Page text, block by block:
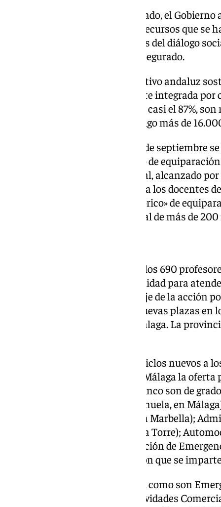
A pesar del descenso del alumnado, el
compromiso de consolidar los recursos que se
incorporar otros nuevos a través del diálogo
atención del alumnado», han asegurado.
Así, este curso el sistema educativo andaluz
cuenta con una plantilla docente integrada por
los cuales alrededor de 107.000, casi el 87%,
centros educativos públicos y algo más de
Asimismo, a partir de este mes de septiembre
incremento salarial del acuerdo de
andaluces con la media nacional, alcanzado
sectoriales, que beneficia tanto a los docentes
concertada. Este acuerdo «histórico» de
2025, supone una inversión total de más de
Han destacado para este curso los 690
se incorporan en toda la comunidad para
estas enseñanzas, que son un eje de la acción
se han creado más de 47.000 nuevas plazas
cuales 4.520 corresponden a Málaga. La
Desde 2018 se han creado 880 ciclos nuevos a
docentes nuevos. En el caso de Málaga la
con 12 nuevos ciclos. De ellos, cinco son de
Renovables (IES Martín de Aldehuela, en
Turísticos (IES Sierra Blanca, en Marbella);
Gerald Brenan, en Alhaurín de la Torre);
Alhaurín el Grande), y Coordinación de
de Guzmán, en Ronda), titulación que se
Otros cinco son de grado medio, como son
Santa Bárbara, en Málaga); Actividades